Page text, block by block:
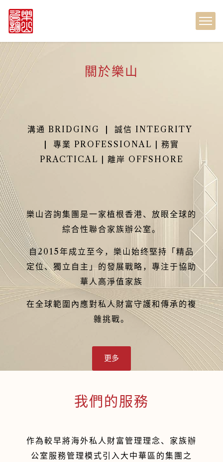
關於樂山
溝通 BRIDGING
誠信 INTEGRITY
專業 PROFESSIONAL | 務實
PRACTICAL | 離岸 OFFSHORE
樂山咨詢集團是一家植根香港、放眼全球的
綜合性聯合家族辦公室。
自2015年成立至今，樂山始终堅持「精品
定位、獨立自主」的發展戰略，專注于協助
華人高淨值家族
在全球範圍內應對私人財富守護和傳承的複
雜挑戰。
更多
我們的服務
作為較早將海外私人財富管理理念、家族辦
公室服務管理模式引入大中華區的集團之